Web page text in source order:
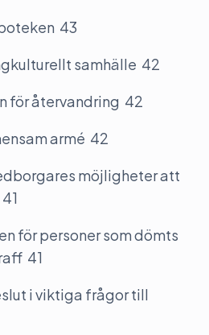
43
samhälle 42
för återvandring 42
armé 42
möjligheter att
för personer som dömts
41
i viktiga frågor till